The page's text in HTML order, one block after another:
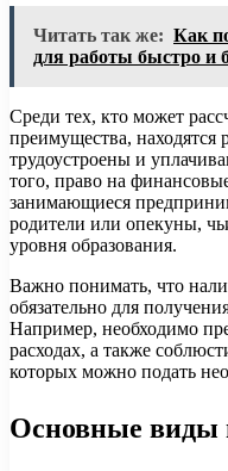
Читать так же: Как
для работы быстро и
Среди тех, кто может
преимущества,
трудоустроены и
того, право на
занимающиеся
родители или опекуны,
уровня образования.
Важно понимать, что
обязательно для
Например, необходимо
расходах, а также
которых можно подать
Основные виды